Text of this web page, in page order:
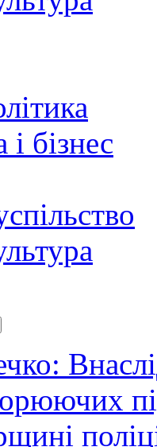
бізнес